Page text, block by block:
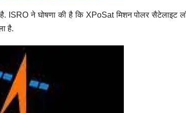
है. ISRO ने घोषणा की है कि XPoSat मिशन पोलर सैटेलाइट
है.